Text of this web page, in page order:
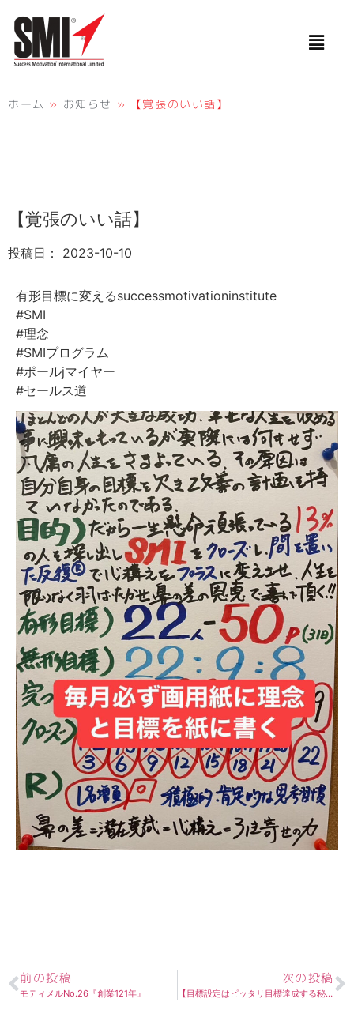
ホーム » お知らせ » 【覚張のいい話】
【覚張のいい話】
投稿日： 2023-10-10
有形目標に変えるsuccessmotivationinstitute
#SMI
#理念
#SMIプログラム
#ポールjマイヤー
#セールス道
前の投稿
モティメルNo.26『創業121年』
次の投稿
【目標設定はピッタリ目標達成する秘訣なり】